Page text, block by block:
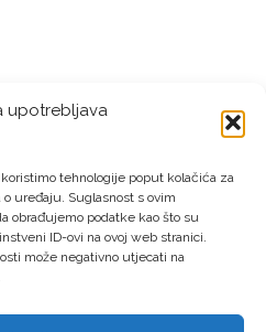
upotrebljava
tehnologije poput kolačića za
uređaju. Suglasnost s ovim
obrađujemo podatke kao što su
ID-ovi na ovoj web stranici.
može negativno utjecati na